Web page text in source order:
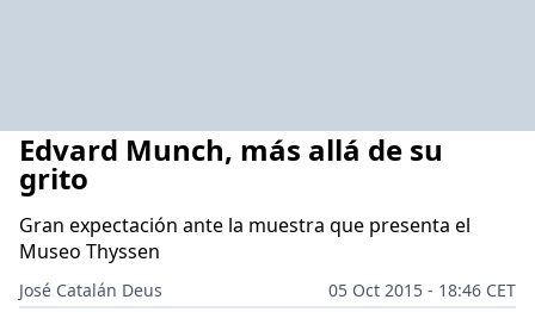
Edvard Munch, más allá de su
grito
Gran expectación ante la muestra que presenta el
Museo Thyssen
José Catalán Deus
05 Oct 2015 - 18:46 CET